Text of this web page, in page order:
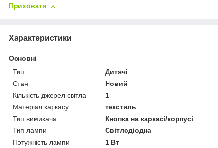
Приховати
Характеристики
Основні
Тип
Дитячі
Стан
Новий
Кількість джерел світла
1
Матеріал каркасу
текстиль
Тип вимикача
Кнопка на каркасі/корпусі
Тип лампи
Світлодіодна
Потужність лампи
1 Вт